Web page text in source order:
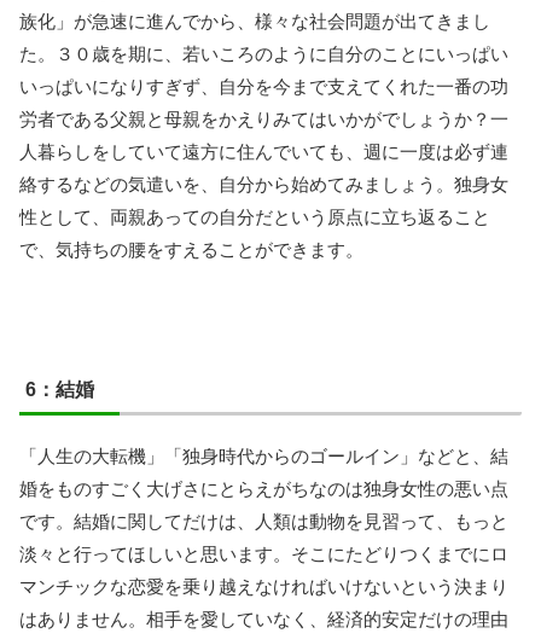
族化」が急速に進んでから、様々な社会問題が出てきまし
た。３０歳を期に、若いころのように自分のことにいっぱい
いっぱいになりすぎず、自分を今まで支えてくれた一番の功
労者である父親と母親をかえりみてはいかがでしょうか？一
人暮らしをしていて遠方に住んでいても、週に一度は必ず連
絡するなどの気遣いを、自分から始めてみましょう。独身女
性として、両親あっての自分だという原点に立ち返ること
で、気持ちの腰をすえることができます。
6：結婚
「人生の大転機」「独身時代からのゴールイン」などと、結
婚をものすごく大げさにとらえがちなのは独身女性の悪い点
です。結婚に関してだけは、人類は動物を見習って、もっと
淡々と行ってほしいと思います。そこにたどりつくまでにロ
マンチックな恋愛を乗り越えなければいけないという決まり
はありません。相手を愛していなく、経済的安定だけの理由